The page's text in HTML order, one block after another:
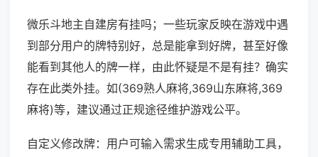
微乐斗地主自建房有挂吗；一些玩家反映在游戏中遇
到部分用户的牌特别好，总是能拿到好牌，甚至好像
能看到其他人的牌一样，由此怀疑是不是有挂？确实
存在此类外挂。如(369熟人麻将,369山东麻将,369
麻将)等，建议通过正规途径维护游戏公平。
自定义修改牌：用户可输入需求生成专用辅助工具，